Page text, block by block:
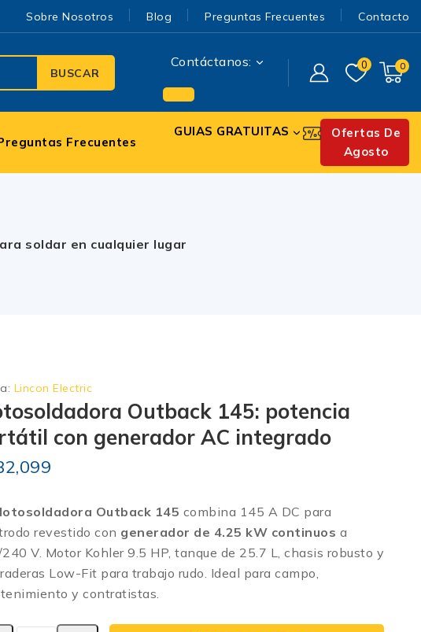
Sobre Nosotros Blog Preguntas Frecuentes Contacto
BUSCAR
Contáctanos: 0 0
Frecuentes
GUIAS GRATUITAS
Ofertas De
Agosto
soldar en cualquier lugar
Lincon Electric
Outback 145: potencia
con generador AC integrado
Outback 145 combina 145 A DC para
revestido con generador de 4.25 kW continuos a
V. Motor Kohler 9.5 HP, tanque de 25.7 L, chasis robusto y
Low-Fit para trabajo rudo. Ideal para campo,
y contratistas.